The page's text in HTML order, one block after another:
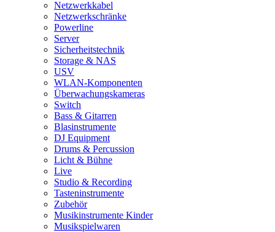
Netzwerkkabel
Netzwerkschränke
Powerline
Server
Sicherheitstechnik
Storage & NAS
USV
WLAN-Komponenten
Überwachungskameras
Switch
Bass & Gitarren
Blasinstrumente
DJ Equipment
Drums & Percussion
Licht & Bühne
Live
Studio & Recording
Tasteninstrumente
Zubehör
Musikinstrumente Kinder
Musikspielwaren